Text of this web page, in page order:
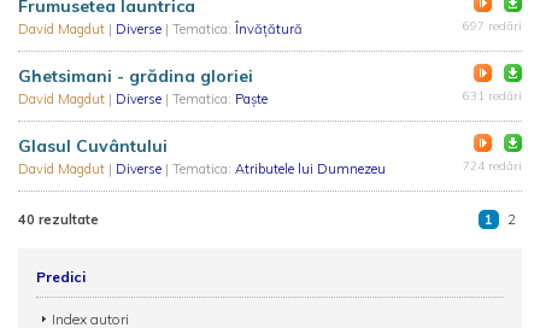
Frumusetea launtrica
David Magdut | Diverse | Tematica: Învățătură 697 redări
Ghetsimani - grădina gloriei
David Magdut | Diverse | Tematica: Paște 631 redări
Glasul Cuvântului
David Magdut | Diverse | Tematica: Atributele lui Dumnezeu 724 redări
40 rezultate 1 2
Predici
Index autori